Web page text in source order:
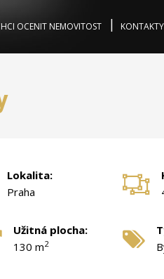
OCENIT NEMOVITOST KONTAKTY
Lokalita:
Praha
Užitná plocha:
130 m2